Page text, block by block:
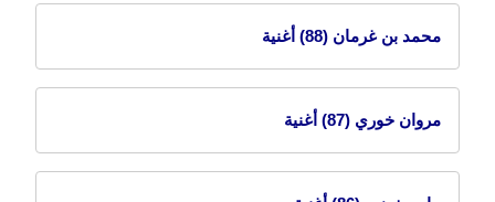
محمد بن غرمان (88) أغنية
مروان خوري (87) أغنية